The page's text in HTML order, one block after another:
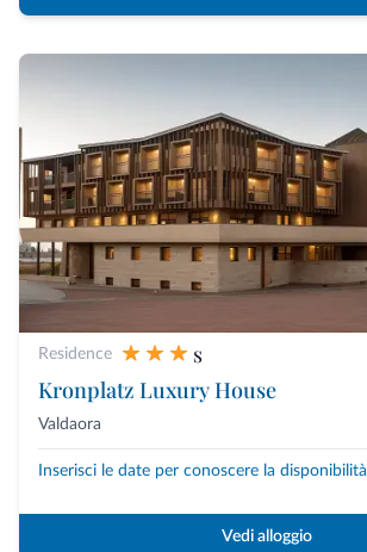
Residence
s
Kronplatz Luxury House
Valdaora
Inserisci le date per conoscere la disponibilità
Vedi alloggio